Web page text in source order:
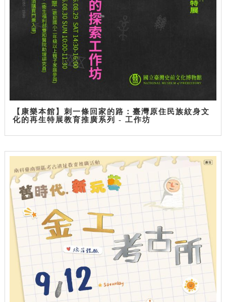
【康樂本館】刺一條回家的路：臺灣原住民族紋身文
化的再生特展教育推廣系列 - 工作坊